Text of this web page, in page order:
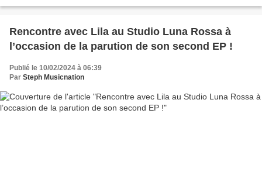
Rencontre avec Lila au Studio Luna Rossa à
l’occasion de la parution de son second EP !
Publié le 10/02/2024 à 06:39
Par Steph Musicnation